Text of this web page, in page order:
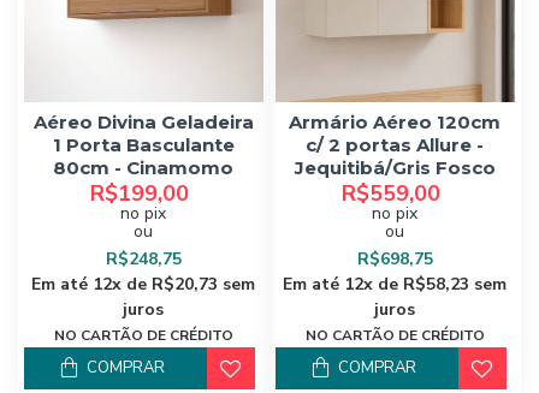
Aéreo Divina Geladeira
1 Porta Basculante
80cm - Cinamomo
R$199,00
no pix
ou
R$248,75
Em até 12x de R$20,73 sem
juros
NO CARTÃO DE CRÉDITO
COMPRAR
Armário Aéreo 120cm
c/ 2 portas Allure -
Jequitibá/Gris Fosco
R$559,00
no pix
ou
R$698,75
Em até 12x de R$58,23 sem
juros
NO CARTÃO DE CRÉDITO
COMPRAR